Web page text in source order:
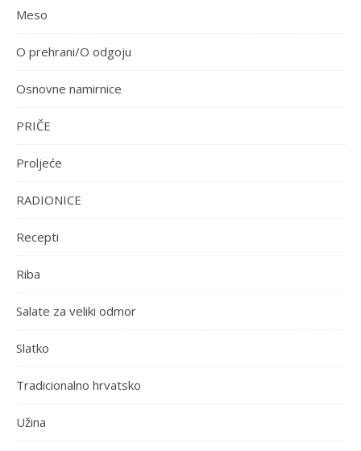
Meso
O prehrani/O odgoju
Osnovne namirnice
PRIČE
Proljeće
RADIONICE
Recepti
Riba
Salate za veliki odmor
Slatko
Tradicionalno hrvatsko
Užina